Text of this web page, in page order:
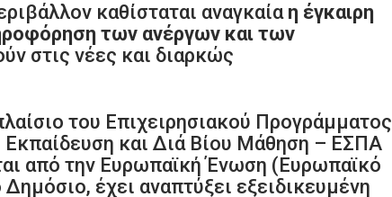
καθίσταται αναγκαία η έγκαιρη
των ανέργων και των
στις νέες και διαρκώς
του Επιχειρησιακού Προγράμματος
και Διά Βίου Μάθηση – ΕΣΠΑ
από την Ευρωπαϊκή Ένωση (Ευρωπαϊκό
έχει αναπτύξει εξειδικευμένη